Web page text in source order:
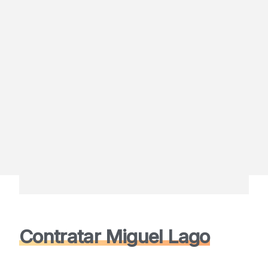
Contratar Miguel Lago